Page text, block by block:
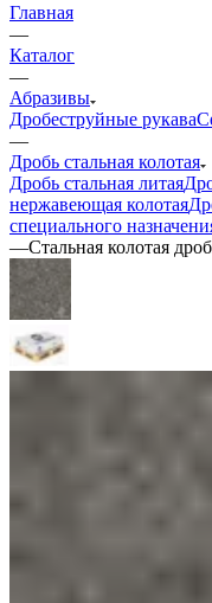
Главная
—
Каталог
—
Абразивы
Дробеструйные рукава
—
Дробь стальная колотая
Дробь стальная литая
нержавеющая колотая
специального
—Стальная колотая